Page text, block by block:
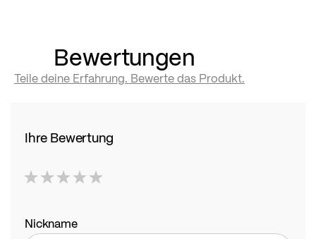
Bewertungen
Teile deine Erfahrung. Bewerte das Produkt.
Ihre Bewertung
star
stars
stars
stars
stars
Nickname